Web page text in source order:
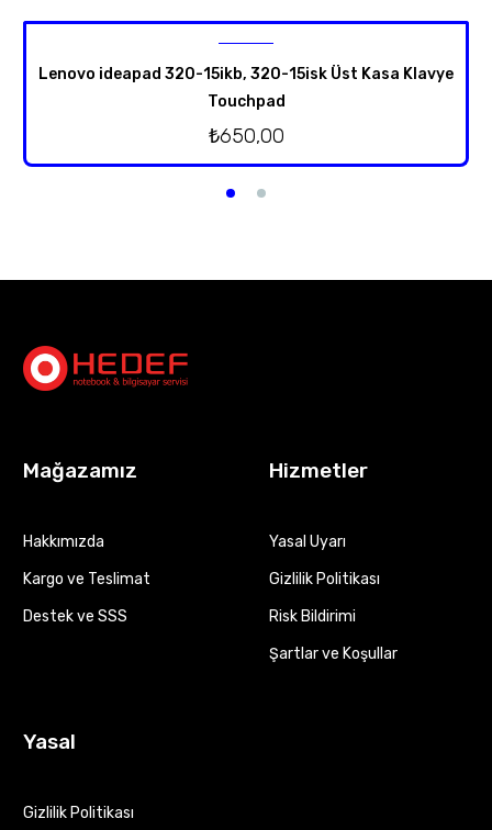
Lenovo ideapad 320-15ikb, 320-15isk Üst Kasa Klavye
Touchpad
₺650,00
Mağazamız
Hakkımızda
Kargo ve Teslimat
Destek ve SSS
Hizmetler
Yasal Uyarı
Gizlilik Politikası
Risk Bildirimi
Şartlar ve Koşullar
Yasal
Gizlilik Politikası